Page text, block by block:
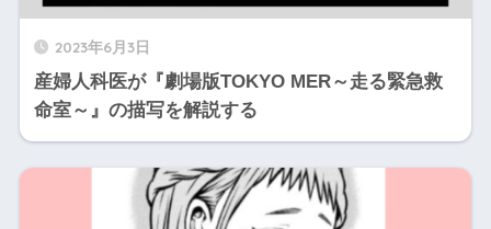
2023年6月3日
産婦人科医が『劇場版TOKYO MER～走る緊急救
命室～』の描写を解説する